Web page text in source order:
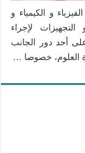
و الكيمياء و
لإجراء
أحد دور الجانب
العلوم، خصوصا …